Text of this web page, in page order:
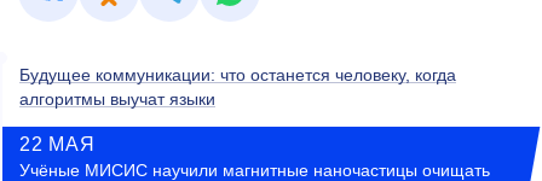
Будущее коммуникации: что останется человеку, когда
алгоритмы выучат языки
22 МАЯ
Учёные МИСИС научили магнитные наночастицы очищать